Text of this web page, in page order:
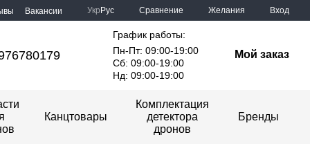
Вакансии Укр Рус Сравнение Желания Вход
График работы:
Пн-Пт: 09:00-19:00
Сб: 09:00-19:00
Нд: 09:00-19:00
Мой заказ
Канцтовары
Комплектация
детектора
дронов
Бренды